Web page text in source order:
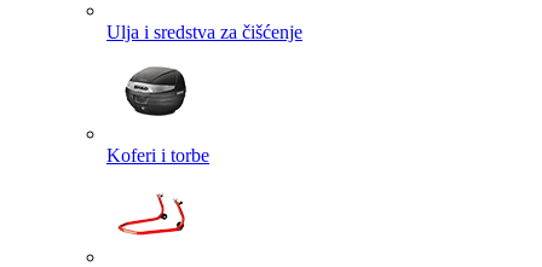
Ulja i sredstva za čišćenje
Koferi i torbe